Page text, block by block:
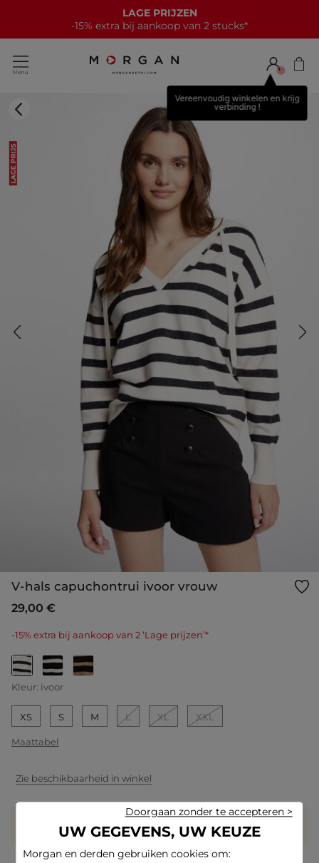
LAGE PRIJZEN
-15% extra bij aankoop van 2 stucks*
Vereenvoudig winkelen en krijg
verbinding !
LAGE PRIJS
V-hals capuchontrui ivoor vrouw
29,00 €
-15% extra bij aankoop van 2 ‘Lage prijzen’*
geselecteerd
Kleur: ivoor
XS S M L XL XXL
Maattabel
Zie beschikbaarheid in winkel
29 hartjes met dit product
Log in of registreer
UW GEGEVENS, UW KEUZE
Morgan en derden gebruiken cookies om:
Doorgaan zonder te accepteren >